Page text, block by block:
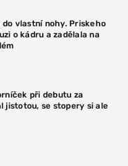
vlastní nohy. Priskeho
o kádru a zadělala na
při debutu za
jistotou, se stopery si ale